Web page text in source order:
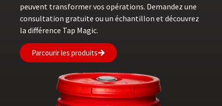
peuvent transformer vos opérations. Demandez une
consultation gratuite ou un échantillon et découvrez
la différence Tap Magic.
Parcourir les produits